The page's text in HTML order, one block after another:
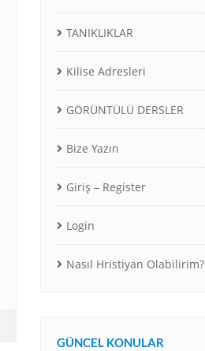
TANIKLIKLAR
Kilise Adresleri
GÖRÜNTÜLÜ DERSLER
Bize Yazın
Giriş – Register
Login
Nasıl Hristiyan Olabilirim?
GÜNCEL KONULAR